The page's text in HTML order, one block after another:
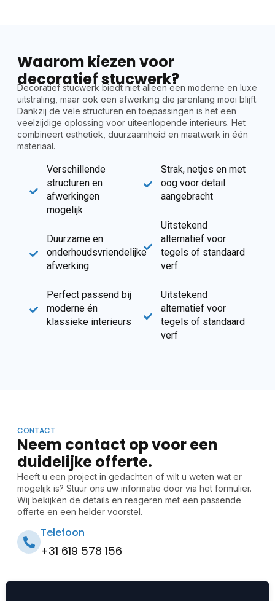
Waarom kiezen voor
decoratief stucwerk?
Decoratief stucwerk biedt niet alleen een moderne en luxe
uitstraling, maar ook een afwerking die jarenlang mooi blijft.
Dankzij de vele structuren en toepassingen is het een
veelzijdige oplossing voor uiteenlopende interieurs. Het
combineert esthetiek, duurzaamheid en maatwerk in één
materiaal.
Verschillende
structuren en
afwerkingen
mogelijk
Duurzame en
onderhoudsvriendelijke
afwerking
Perfect passend bij
moderne én
klassieke interieurs
Strak, netjes en met
oog voor detail
aangebracht
Uitstekend
alternatief voor
tegels of standaard
verf
Uitstekend
alternatief voor
tegels of standaard
verf
CONTACT
Neem contact op voor een
duidelijke offerte.
Heeft u een project in gedachten of wilt u weten wat er
mogelijk is? Stuur ons uw informatie door via het formulier.
Wij bekijken de details en reageren met een passende
offerte en een helder voorstel.
Telefoon
+31 619 578 156